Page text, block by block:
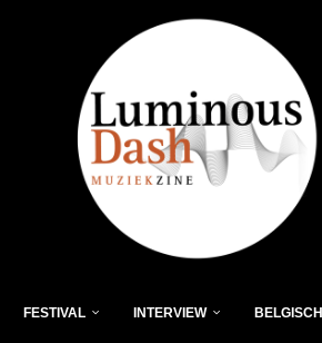
FESTIVAL INTERVIEW BELGISCH